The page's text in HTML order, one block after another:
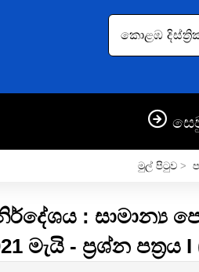
කොළඹ
මුල් පිටුව >
: සාමාන්‍ය
මැයි - ප්‍රශ්න පත්‍රය